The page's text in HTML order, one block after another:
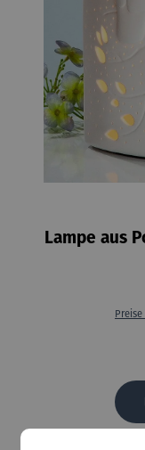
Lampe aus